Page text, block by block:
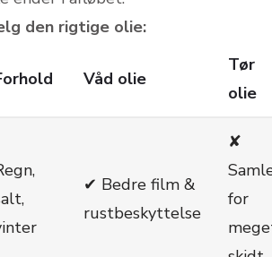
den rigtige olie:
Våd olie
Tør
olie
✔ Bedre film &
rustbeskyttelse
✘
for